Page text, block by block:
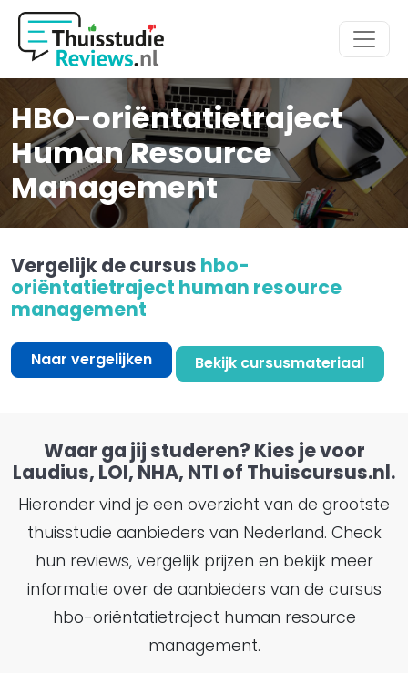
Hoofdmenu
HBO-oriëntatietraject
Human Resource
Management
Vergelijk de cursus hbo-
oriëntatietraject human resource
management
Naar vergelijken Bekijk cursusmateriaal
Waar ga jij studeren? Kies je voor
Laudius, LOI, NHA, NTI of Thuiscursus.nl.
Hieronder vind je een overzicht van de grootste
thuisstudie aanbieders van Nederland. Check
hun reviews, vergelijk prijzen en bekijk meer
informatie over de aanbieders van de cursus
hbo-oriëntatietraject human resource
management.